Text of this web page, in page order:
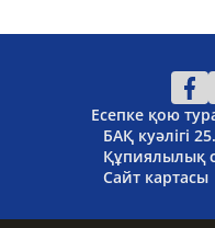
Есепке қою
БАҚ куәлігі
Құпиялылық
Сайт картасы